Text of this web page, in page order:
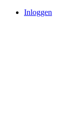
Inloggen